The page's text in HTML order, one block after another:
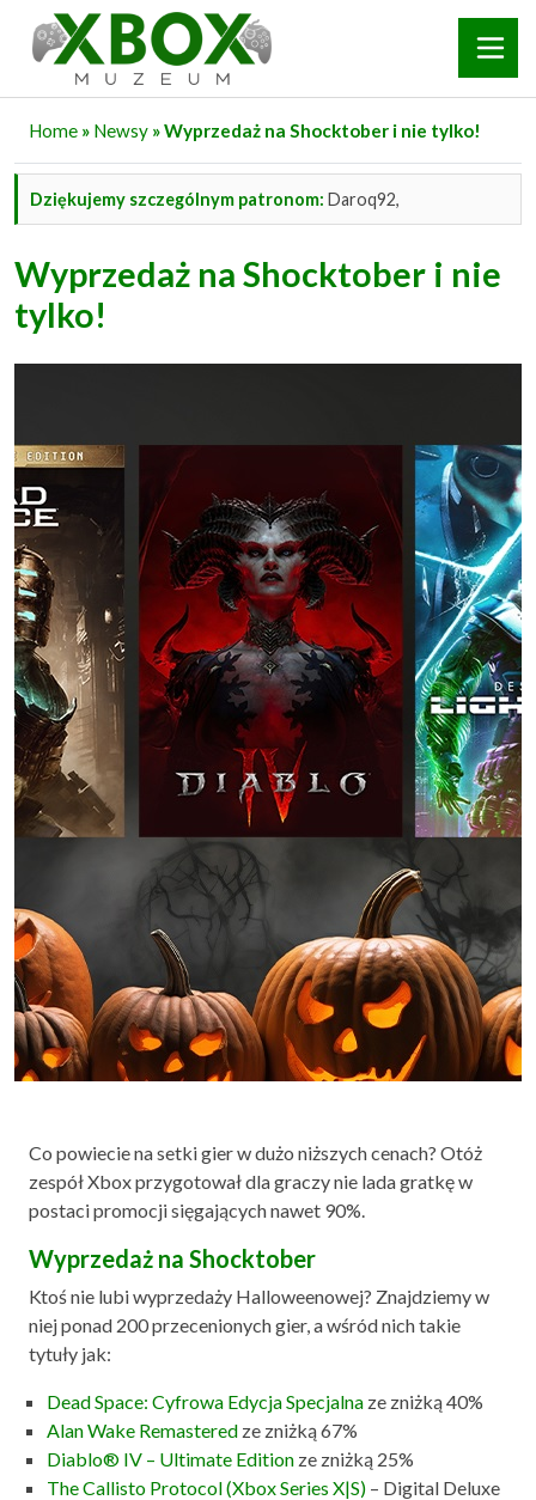
Home » Newsy » Wyprzedaż na Shocktober i nie tylko!
Dziękujemy szczególnym patronom: Daroq92,
Wyprzedaż na Shocktober i nie
tylko!
Co powiecie na setki gier w dużo niższych cenach? Otóż
zespół Xbox przygotował dla graczy nie lada gratkę w
postaci promocji sięgających nawet 90%.
Wyprzedaż na Shocktober
Ktoś nie lubi wyprzedaży Halloweenowej? Znajdziemy w
niej ponad 200 przecenionych gier, a wśród nich takie
tytuły jak:
Dead Space: Cyfrowa Edycja Specjalna ze zniżką 40%
Alan Wake Remastered ze zniżką 67%
Diablo® IV – Ultimate Edition ze zniżką 25%
The Callisto Protocol (Xbox Series X|S) – Digital Deluxe